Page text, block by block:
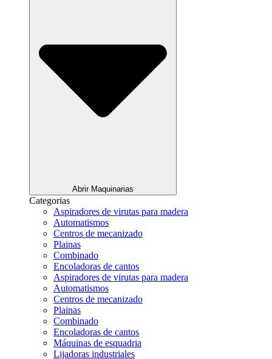
Abrir Maquinarias
Categorias
Aspiradores de virutas para madera
Automatismos
Centros de mecanizado
Plainas
Combinado
Encoladoras de cantos
Aspiradores de virutas para madera
Automatismos
Centros de mecanizado
Plainas
Combinado
Encoladoras de cantos
Máquinas de esquadria
Lijadoras industriales